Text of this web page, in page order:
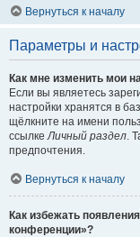
Вернуться к началу
Параметры и
Как мне изменить мои
Если вы являетесь
настройки хранятся в
щёлкните на имени
ссылкеЛичный раздел.
предпочтения.
Вернуться к началу
Как избежать
конференции»?